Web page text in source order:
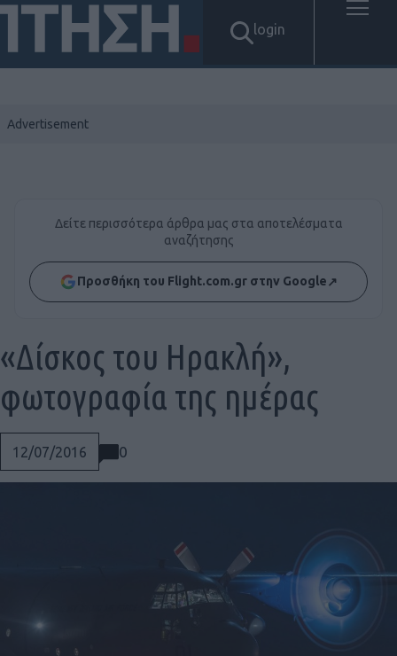
login
Δείτε περισσότερα άρθρα μας στα αποτελέσματα
αναζήτησης
Προσθήκη του Flight.com.gr στην Google↗
12/07/2016 0
«Δίσκος του Ηρακλή»,
φωτογραφία της ημέρας